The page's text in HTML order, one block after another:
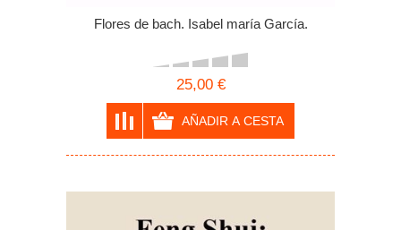
Flores de bach. Isabel maría García.
25,00 €